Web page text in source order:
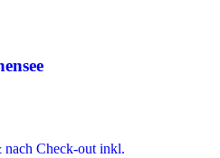
Check-out inkl.